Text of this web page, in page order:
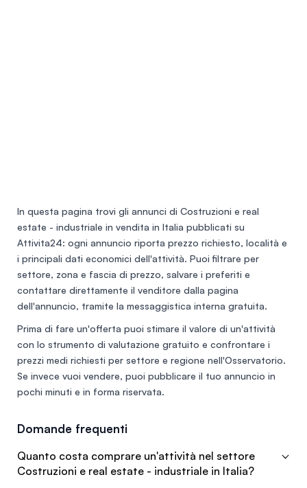
In questa pagina trovi gli annunci di Costruzioni e real
estate - industriale in vendita in Italia pubblicati su
Attivita24: ogni annuncio riporta prezzo richiesto, località e
i principali dati economici dell'attività. Puoi filtrare per
settore, zona e fascia di prezzo, salvare i preferiti e
contattare direttamente il venditore dalla pagina
dell'annuncio, tramite la messaggistica interna gratuita.
Prima di fare un'offerta puoi stimare il valore di un'attività
con lo strumento di valutazione gratuito e confrontare i
prezzi medi richiesti per settore e regione nell'Osservatorio.
Se invece vuoi vendere, puoi pubblicare il tuo annuncio in
pochi minuti e in forma riservata.
Domande frequenti
Quanto costa comprare un'attività nel settore
Costruzioni e real estate - industriale in Italia?